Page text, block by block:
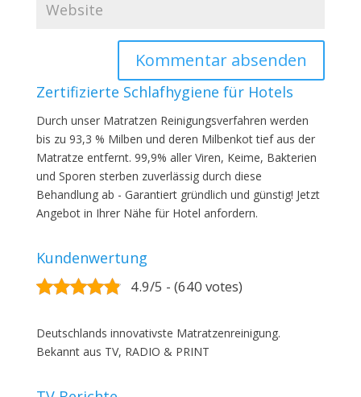
Zertifizierte Schlafhygiene für Hotels
Durch unser Matratzen Reinigungsverfahren werden
bis zu 93,3 % Milben und deren Milbenkot tief aus der
Matratze entfernt. 99,9% aller Viren, Keime, Bakterien
und Sporen sterben zuverlässig durch diese
Behandlung ab - Garantiert gründlich und günstig! Jetzt
Angebot in Ihrer Nähe für Hotel anfordern.
Kundenwertung
4.9/5 - (640 votes)
Deutschlands innovativste Matratzenreinigung.
Bekannt aus TV, RADIO & PRINT